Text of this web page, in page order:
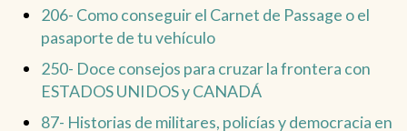
206- Como conseguir el Carnet de Passage o el
pasaporte de tu vehículo
250- Doce consejos para cruzar la frontera con
ESTADOS UNIDOS y CANADÁ
87- Historias de militares, policías y democracia en